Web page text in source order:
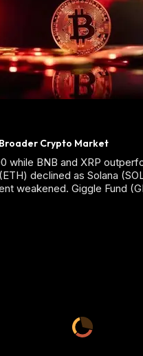
Crypto Market
while BNB and XRP
declined as Solana
weakened. Giggle Fund